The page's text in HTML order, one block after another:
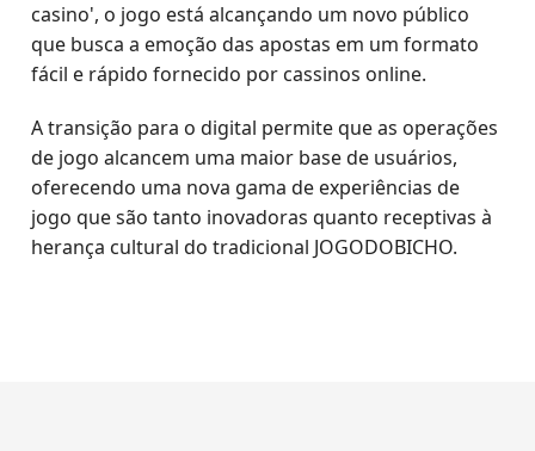
casino', o jogo está alcançando um novo público
que busca a emoção das apostas em um formato
fácil e rápido fornecido por cassinos online.
A transição para o digital permite que as operações
de jogo alcancem uma maior base de usuários,
oferecendo uma nova gama de experiências de
jogo que são tanto inovadoras quanto receptivas à
herança cultural do tradicional JOGODOBICHO.